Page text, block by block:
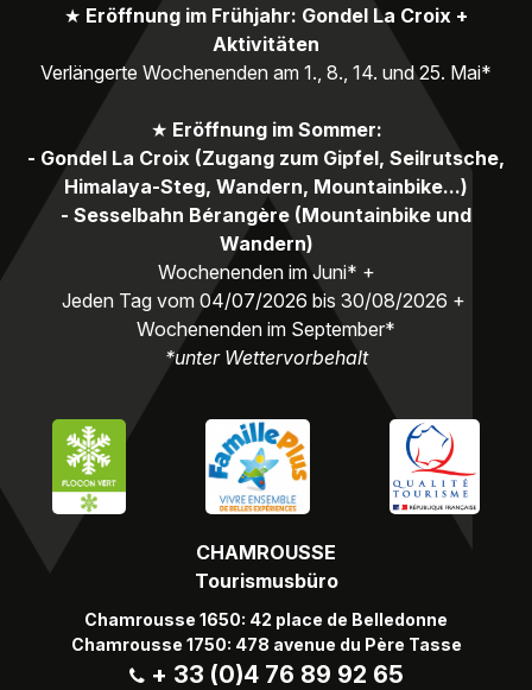
CHAMROUSSE
Tourismusbüro
Chamrousse 1650: 42 place de Belledonne
Chamrousse 1750: 478 avenue du Père Tasse
+ 33 (0)4 76 89 92 65
★ Eröffnung im Frühjahr: Gondel La Croix +
Aktivitäten
Verlängerte Wochenenden am 1., 8., 14. und 25. Mai*
★ Eröffnung im Sommer:
- Gondel La Croix (Zugang zum Gipfel, Seilrutsche,
Himalaya-Steg, Wandern, Mountainbike...)
- Sesselbahn Bérangère (Mountainbike und
Wandern)
Wochenenden im Juni* +
Jeden Tag vom 04/07/2026 bis 30/08/2026 +
Wochenenden im September*
*unter Wettervorbehalt